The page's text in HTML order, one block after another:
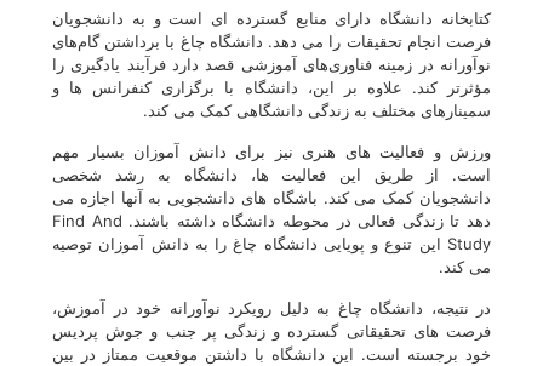
کتابخانه دانشگاه دارای منابع گسترده ای است و به دانشجویان
فرصت انجام تحقیقات را می دهد. دانشگاه چاغ با برداشتن گام‌های
نوآورانه در زمینه فناوری‌های آموزشی قصد دارد فرآیند یادگیری را
مؤثرتر کند. علاوه بر این، دانشگاه با برگزاری کنفرانس ها و
سمینارهای مختلف به زندگی دانشگاهی کمک می کند.
ورزش و فعالیت های هنری نیز برای دانش آموزان بسیار مهم
است. از طریق این فعالیت ها، دانشگاه به رشد شخصی
دانشجویان کمک می کند. باشگاه های دانشجویی به آنها اجازه می
دهد تا زندگی فعالی در محوطه دانشگاه داشته باشند. Find And
Study این تنوع و پویایی دانشگاه چاغ را به دانش آموزان توصیه
می کند.
در نتیجه، دانشگاه چاغ به دلیل رویکرد نوآورانه خود در آموزش،
فرصت های تحقیقاتی گسترده و زندگی پر جنب و جوش پردیس
خود برجسته است. این دانشگاه با داشتن موقعیت ممتاز در بین